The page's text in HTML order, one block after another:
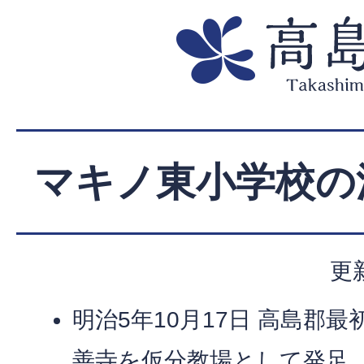
マキノ東小学校
更
明治5年10月17日 高島郡最